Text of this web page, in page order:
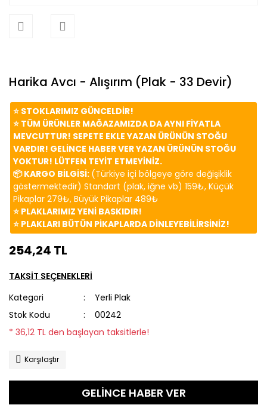
Harika Avcı - Alışırım (Plak - 33 Devir)
⭐️ STOKLARIMIZ GÜNCELDİR!
⭐️ TÜM ÜRÜNLER MAĞAZAMIZDA DA AYNI FİYATLA
MEVCUTTUR! SEPETE EKLE YAZAN ÜRÜNÜN STOĞU
VARDIR! GELİNCE HABER VER YAZAN ÜRÜNÜN STOĞU
YOKTUR! LÜTFEN TEYİT ETMEYİNİZ.
📦 KARGO BİLGİSİ: (Türkiye içi bölgeye göre değişiklik
göstermektedir) Standart (plak, iğne vb) 159₺, Küçük
Pikaplar 279₺, Büyük Pikaplar 489₺
⭐️ PLAKLARIMIZ YENİ BASKIDIR!
⭐️ PLAKLARI BÜTÜN PİKAPLARDA DİNLEYEBİLİRSİNİZ!
254,24 TL
TAKSİT SEÇENEKLERİ
Kategori
Yerli Plak
Stok Kodu
00242
* 36,12 TL den başlayan taksitlerle!
Karşılaştır
GELİNCE HABER VER